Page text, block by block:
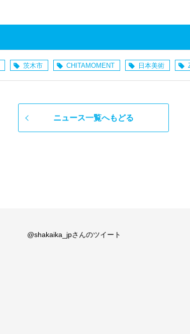
茨木市 CHITAMOMENT 日本美術
ニュース一覧へもどる
@shakaika_jpさんのツイート